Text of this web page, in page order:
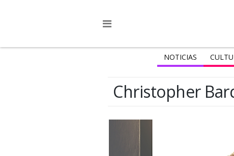
NOTICIAS
Christopher